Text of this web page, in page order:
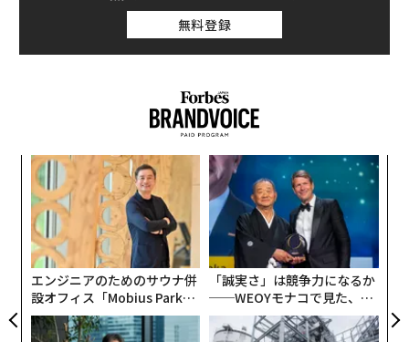
問題のマルウェアは、新たに確認された「NoVoice」で
ある。感染していたアプリは、画像ギャラリーからゲー
無料登録
エンジニアのためのサウナ併
設オフィス「Mobius Park」
がオープン──タマディック
が健康経営を徹底する理由
「誠実さ」は競争力になるか
──WEOYモナコで見た、く
ら寿司の経営哲学